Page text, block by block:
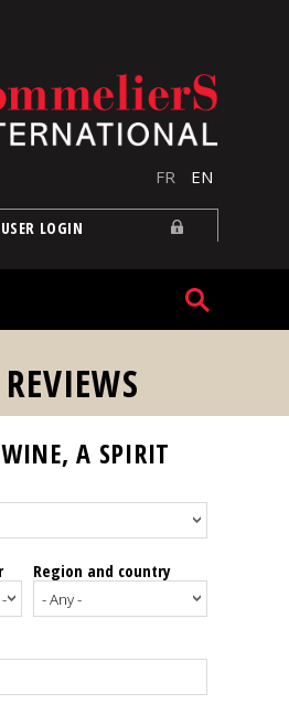
FR EN
USER LOGIN
A SPIRIT
Region and country